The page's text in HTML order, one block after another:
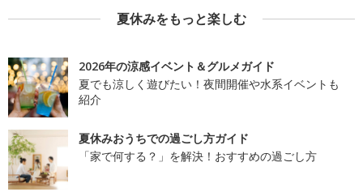
夏休みをもっと楽しむ
2026年の涼感イベント＆グルメガイド
夏でも涼しく遊びたい！夜間開催や水系イベントも
紹介
夏休みおうちでの過ごし方ガイド
「家で何する？」を解決！おすすめの過ごし方